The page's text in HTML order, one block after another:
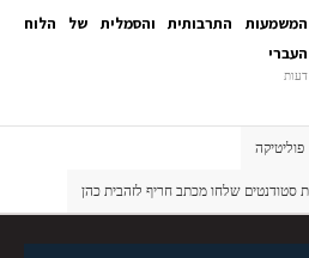
המשמעות התרבותית והסמלית של הלוח
העברי
דעות
פוליטיקה